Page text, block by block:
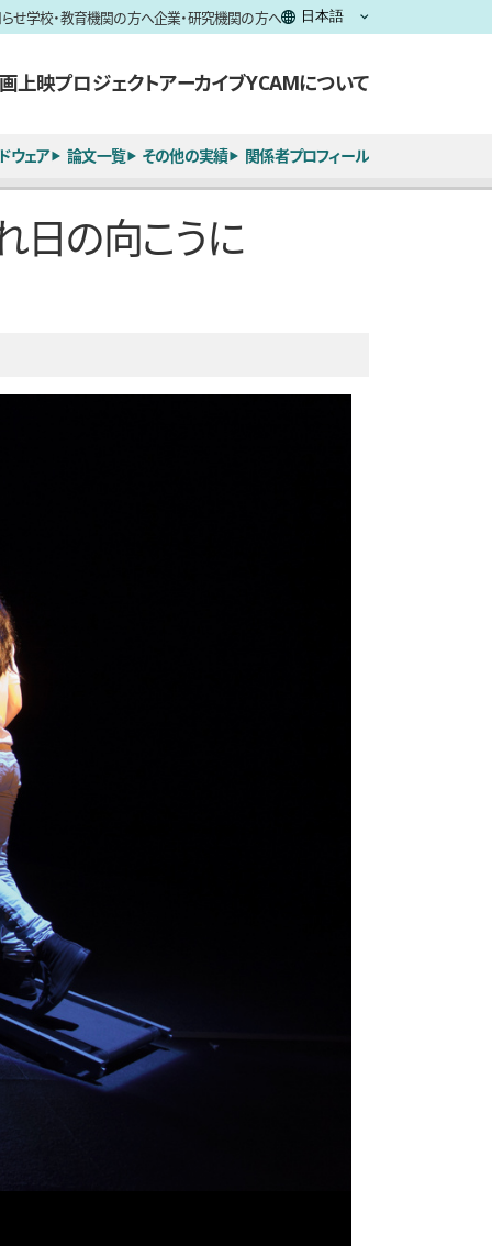
せ学校・教育機関の方へ企業・研究機関の方へ
上映プロジェクトアーカイブYCAMについて
ウェア 論文一覧 その他の実績 関係者プロフィール
の向こうに